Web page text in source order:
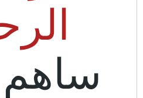
ساهم